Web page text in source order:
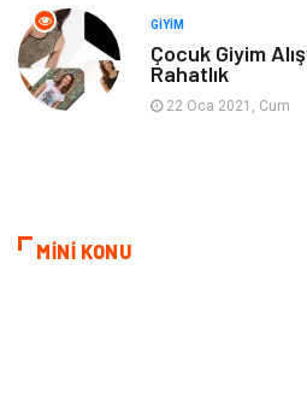
Bebek Giyim
Kına Gecesi
GIYIM
Çocuk Giyim
Rahatlık
22 Oca 2021, Cum
MİNİ KONU